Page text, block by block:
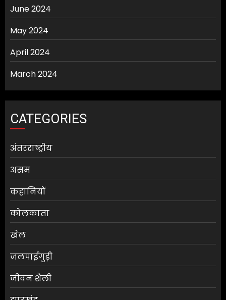
June 2024
May 2024
April 2024
March 2024
CATEGORIES
अंतरराष्ट्रीय
असम
कहानियों
कोलकाता
खेल
जलपाईगुड़ी
जीवन शैली